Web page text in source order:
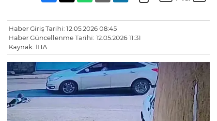
Haber Giriş Tarihi: 12.05.2026 08:45
Haber Güncellenme Tarihi: 12.05.2026 11:31
Kaynak: İHA